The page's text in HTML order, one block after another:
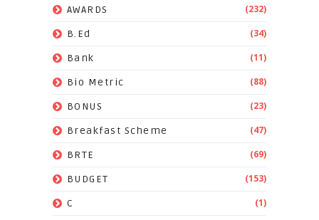
AWARDS (232)
B.Ed (34)
Bank (11)
Bio Metric (88)
BONUS (23)
Breakfast Scheme (47)
BRTE (69)
BUDGET (153)
C (1)